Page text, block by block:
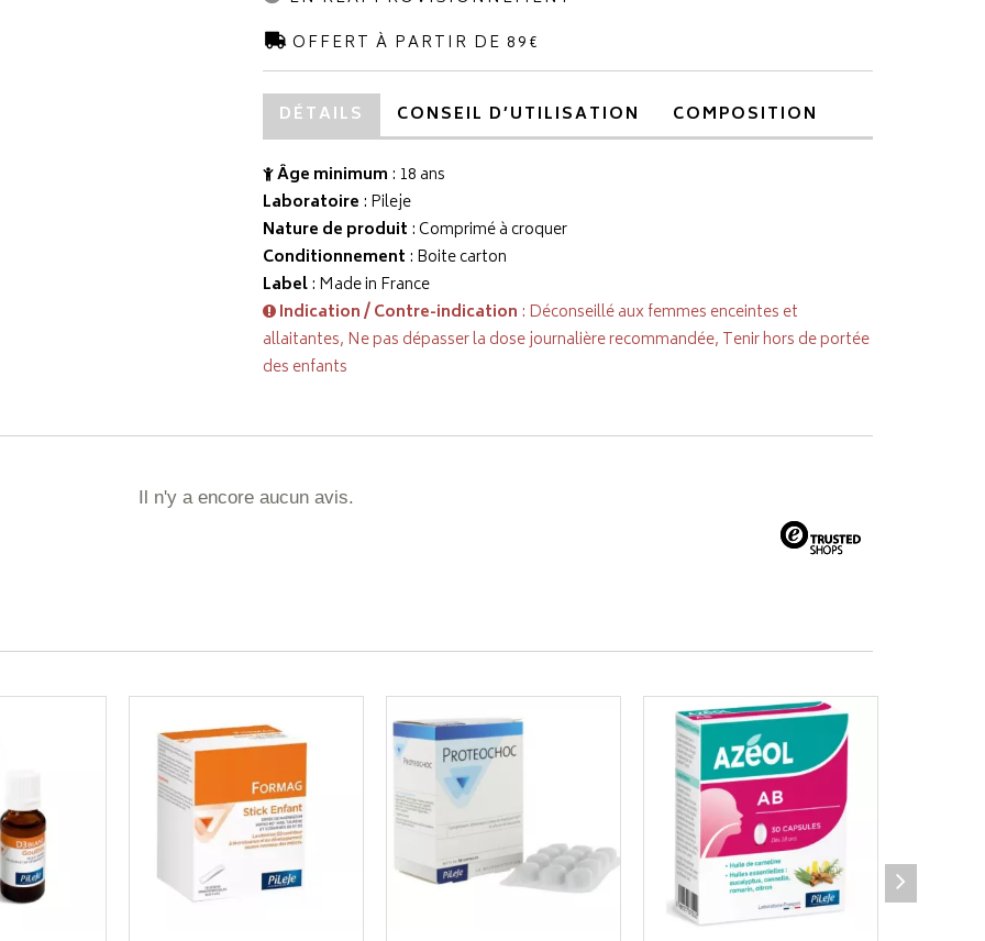
OFFERT À PARTIR DE 89€
DÉTAILS CONSEIL D’UTILISATION COMPOSITION
Âge minimum : 18 ans
Laboratoire : Pileje
Nature de produit : Comprimé à croquer
Conditionnement : Boite carton
Label: Made in France
Indication / Contre-indication : Déconseillé aux femmes enceintes et
allaitantes, Ne pas dépasser la dose journalière recommandée, Tenir hors de portée
des enfants
Il n'y a encore aucun avis.